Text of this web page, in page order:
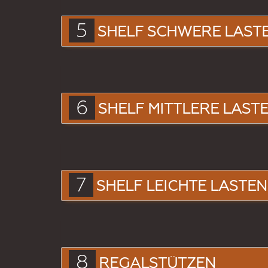
5 SHELF SCHWERE
6 SHELF MITTLERE
7 SHELF LEICHTE LASTEN
8 REGALSTÜTZEN